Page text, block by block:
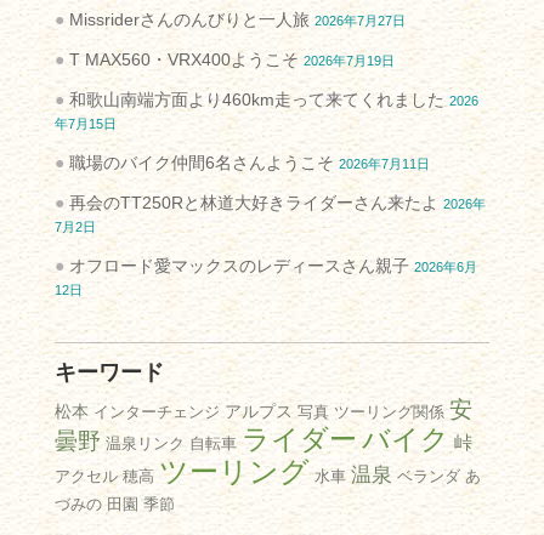
Missriderさんのんびりと一人旅 2026年7月27日
T MAX560・VRX400ようこそ 2026年7月19日
和歌山南端方面より460km走って来てくれました 2026
年7月15日
職場のバイク仲間6名さんようこそ 2026年7月11日
再会のTT250Rと林道大好きライダーさん来たよ 2026年
7月2日
オフロード愛マックスのレディースさん親子 2026年6月
12日
キーワード
松本 インターチェンジ アルプス 写真 ツーリング関係 安
曇野 温泉リンク 自転車 ライダー バイク 峠
アクセル 穂高 ツーリング 水車 温泉 ベランダ あ
づみの 田園 季節